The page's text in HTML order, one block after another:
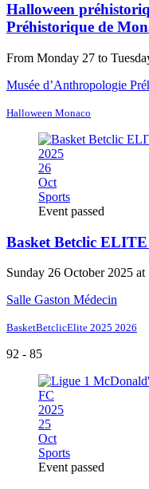
Halloween
Préhistorique de
From Monday 27 to
Musée d’Anthropologie
Halloween Monaco
2025
26
Oct
Sports
Event passed
Basket Betclic
Sunday 26 October 2025 at
Salle Gaston Médecin
BasketBetclicElite 2025 2026
92 - 85
2025
25
Oct
Sports
Event passed